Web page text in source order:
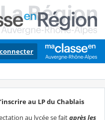
au LP du Chablais
au lycée se faitaprès les